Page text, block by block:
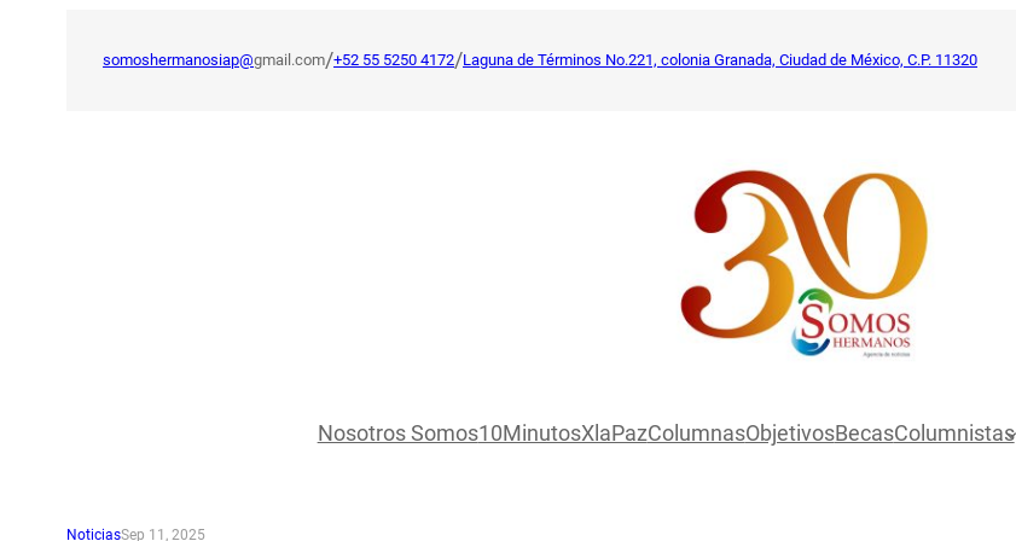
somoshermanosiap@gmail.com/+52 55 5250 4172/Laguna de Términos No.221, colonia Granada, Ciudad de México, C.P. 11320
Nosotros Somos10MinutosXlaPazColumnasObjetivosBecasColumnistas
NoticiasSep 11, 2025